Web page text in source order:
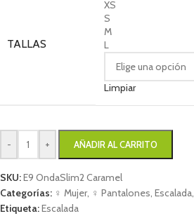
TALLAS
XS
S
M
L
Limpiar
- + AÑADIR AL CARRITO
SKU:E9 OndaSlim2 Caramel
Categorías: ♀ Mujer, ♀ Pantalones, Escalada,
Etiqueta:Escalada